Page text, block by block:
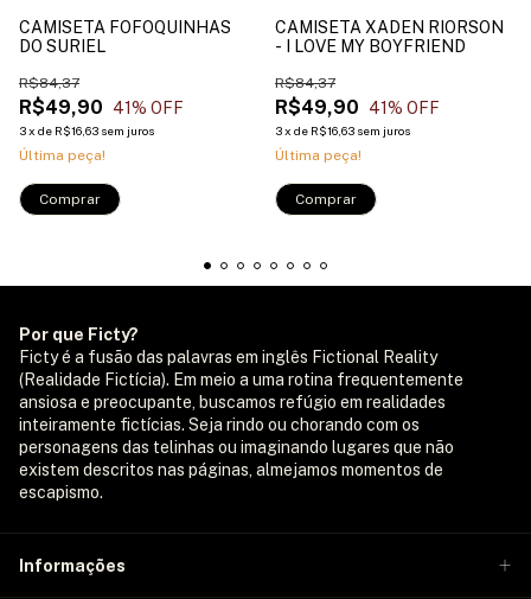
CAMISETA FOFOQUINHAS
DO SURIEL
R$49,90
R$84,37
41% OFF
3x de R$16,63 sem juros
Última peça!
Comprar
CAMISETA XADEN RIORSON
- I LOVE MY BOYFRIEND
R$49,90
R$84,37
41% OFF
3x de R$16,63 sem juros
Última peça!
Comprar
Por que Ficty?
Ficty é a fusão das palavras em inglês Fictional Reality
(Realidade Fictícia). Em meio a uma rotina frequentemente
ansiosa e preocupante, buscamos refúgio em realidades
inteiramente fictícias. Seja rindo ou chorando com os
personagens das telinhas ou imaginando lugares que não
existem descritos nas páginas, almejamos momentos de
escapismo.
Informações